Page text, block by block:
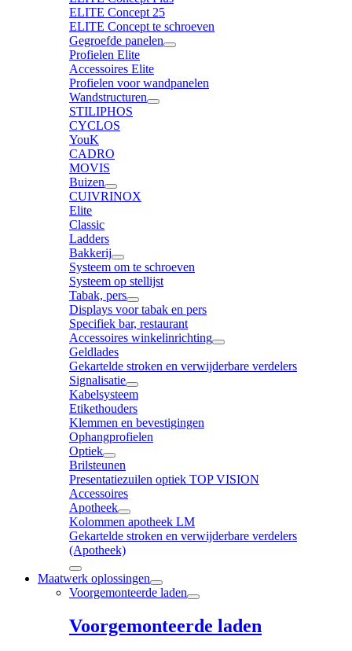
ELITE Concept 25
ELITE Concept te schroeven
Gegroefde panelen
Profielen Elite
Accessoires Elite
Profielen voor wandpanelen
Wandstructuren
STILIPHOS
CYCLOS
YouK
CADRO
MOVIS
Buizen
CUIVRINOX
Elite
Classic
Ladders
Bakkerij
Systeem om te schroeven
Systeem op stellijst
Tabak, pers
Displays voor tabak en pers
Specifiek bar, restaurant
Accessoires winkelinrichting
Geldlades
Gekartelde stroken en verwijderbare verdelers
Signalisatie
Kabelsysteem
Etikethouders
Klemmen en bevestigingen
Ophangprofielen
Optiek
Brilsteunen
Presentatiezuilen optiek TOP VISION
Accessoires
Apotheek
Kolommen apotheek LM
Gekartelde stroken en verwijderbare verdelers
(Apotheek)
Maatwerk oplossingen
Voorgemonteerde laden
Voorgemonteerde laden